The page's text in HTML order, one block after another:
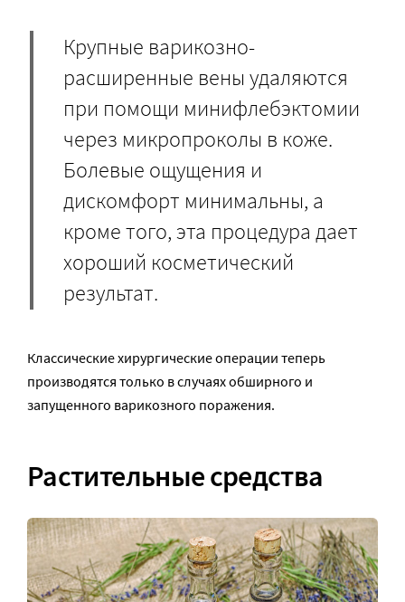
Крупные варикозно-
расширенные вены удаляются
при помощи минифлебэктомии
через микропроколы в коже.
Болевые ощущения и
дискомфорт минимальны, а
кроме того, эта процедура дает
хороший косметический
результат.
Классические хирургические операции теперь
производятся только в случаях обширного и
запущенного варикозного поражения.
Растительные средства